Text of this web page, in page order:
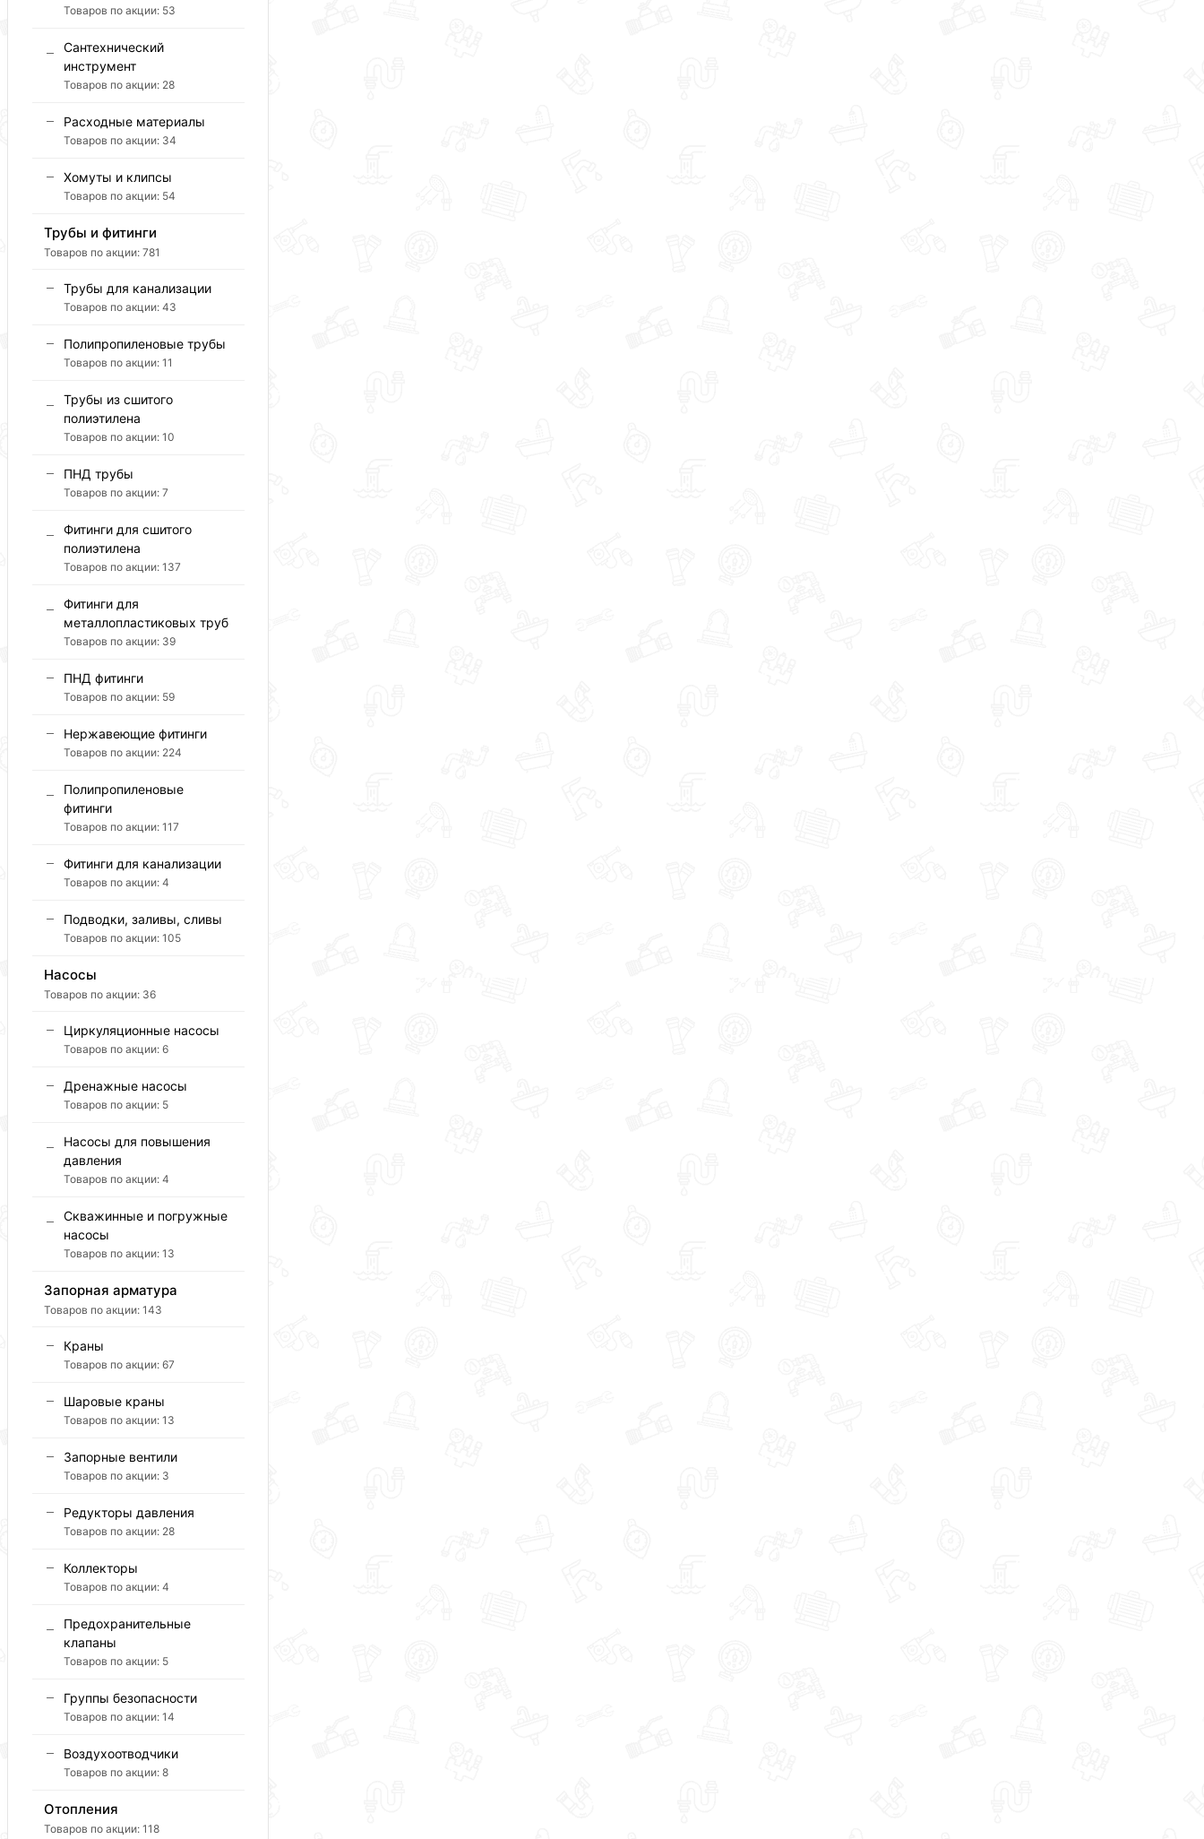
Товаров по акции: 53
Сантехнический
инструмент
Товаров по акции: 28
Расходные материалы
Товаров по акции: 34
Хомуты и клипсы
Товаров по акции: 54
Трубы и фитинги
Товаров по акции: 781
Трубы для канализации
Товаров по акции: 43
Полипропиленовые трубы
Товаров по акции: 11
Трубы из сшитого
полиэтилена
Товаров по акции: 10
ПНД трубы
Товаров по акции: 7
Фитинги для сшитого
полиэтилена
Товаров по акции: 137
Фитинги для
металлопластиковых труб
Товаров по акции: 39
ПНД фитинги
Товаров по акции: 59
Нержавеющие фитинги
Товаров по акции: 224
Полипропиленовые
фитинги
Товаров по акции: 117
Фитинги для канализации
Товаров по акции: 4
Подводки, заливы, сливы
Товаров по акции: 105
Насосы
Товаров по акции: 36
Циркуляционные насосы
Товаров по акции: 6
Дренажные насосы
Товаров по акции: 5
Насосы для повышения
давления
Товаров по акции: 4
Скважинные и погружные
насосы
Товаров по акции: 13
Запорная арматура
Товаров по акции: 143
Краны
Товаров по акции: 67
Шаровые краны
Товаров по акции: 13
Запорные вентили
Товаров по акции: 3
Редукторы давления
Товаров по акции: 28
Коллекторы
Товаров по акции: 4
Предохранительные
клапаны
Товаров по акции: 5
Группы безопасности
Товаров по акции: 14
Воздухоотводчики
Товаров по акции: 8
Отопления
Товаров по акции: 118